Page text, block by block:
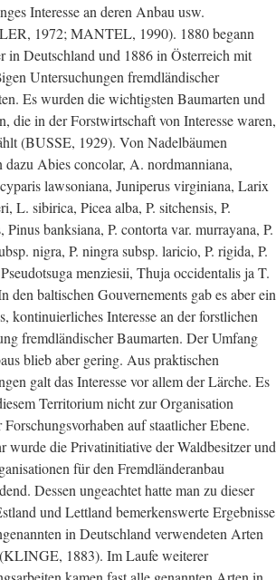
Interesse an deren Anbau usw.
1972; MANTEL, 1990). 1880 begann
in Deutschland und 1886 in Österreich mit
Untersuchungen fremdländischer
Es wurden die wichtigsten Baumarten und
die in der Forstwirtschaft von Interesse waren,
(BUSSE, 1929). Von Nadelbäumen
dazu Abies concolar, A. nordmanniana,
lawsoniana, Juniperus virginiana, Larix
L. sibirica, Picea alba, P. sitchensis, P.
Pinus banksiana, P. contorta var. murrayana, P.
nigra, P. ningra subsp. laricio, P. rigida, P.
menziesii, Thuja occidentalis ja T.
den baltischen Gouvernements gab es aber ein
kontinuierliches Interesse an der forstlichen
fremdländischer Baumarten. Der Umfang
blieb aber gering. Aus praktischen
galt das Interesse vor allem der Lärche. Es
Territorium nicht zur Organisation
Forschungsvorhaben auf staatlicher Ebene.
wurde die Privatinitiative der Waldbesitzer und
für den Fremdländeranbau
Dessen ungeachtet hatte man zu dieser
und Lettland bemerkenswerte Ergebnisse
in Deutschland verwendeten Arten
1883). Im Laufe weiterer